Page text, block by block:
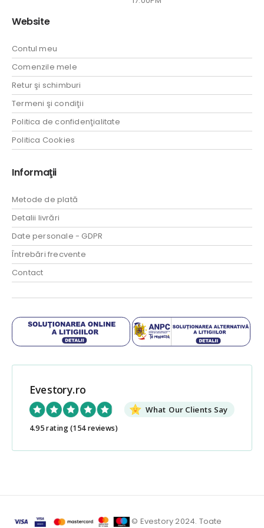
Website
Contul meu
Comenzile mele
Retur şi schimburi
Termeni şi condiţii
Politica de confidenţialitate
Politica Cookies
Informaţii
Metode de plată
Detalii livrări
Date personale - GDPR
Întrebări frecvente
Contact
Evestory.ro
What Our Clients Say
4.95 rating(154 reviews)
© Evestory 2024. Toate